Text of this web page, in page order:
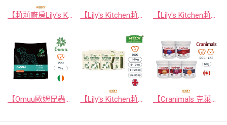
【莉莉廚房Lily's Kitchen】英國原裝進口狗罐頭/狗餐盒 400g 【Lily's Kitchen莉莉廚房】英國原裝進口狗狗烘焙餅乾系列 80g 【Lily's Kitchen莉莉廚房】英國原裝進口 腸胃益生元版沃夫潔牙棒/潔牙骨
【Cranimals 克萊莓】蔓越莓泌尿道保健粉全系列(加拿大原裝進口/狗貓寵物蔓越莓粉/藍莓粉)